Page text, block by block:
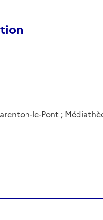
le-Pont ;